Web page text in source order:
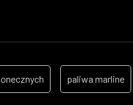
paliwa marline